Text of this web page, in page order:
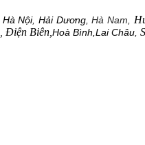
Hà Nội,Hải Dương, Hà Nam,
Điện Biên, Hoà Bình, Lai Châu